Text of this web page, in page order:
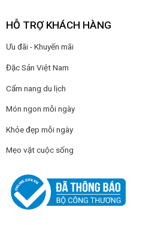
HỖ TRỢ KHÁCH HÀNG
Ưu đãi - Khuyến mãi
Đặc Sản Việt Nam
Cẩm nang du lịch
Món ngon mỗi ngày
Khỏe đẹp mỗi ngày
Mẹo vặt cuộc sống